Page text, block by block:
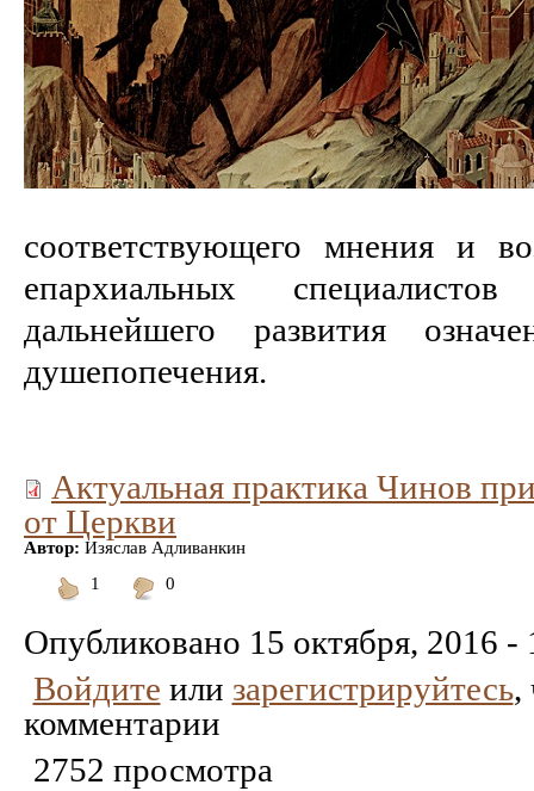
соответствующего мнения и
епархиальных
дальнейшего развития
душепопечения.
Актуальная практика Чинов
от Церкви
Автор: Изяслав Адливанкин
1
0
Опубликовано 15 октября, 2016 -
Войдите или зарегистрируйтесь,
комментарии
2752 просмотра